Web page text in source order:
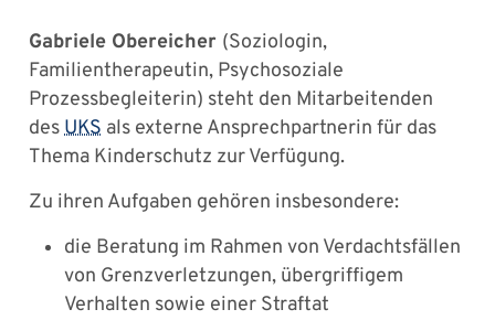
Gabriele Obereicher (Soziologin,
Familientherapeutin, Psychosoziale
Prozessbegleiterin) steht den Mitarbeitenden
desUKS als externe Ansprechpartnerin für das
Thema Kinderschutz zur Verfügung.
Zu ihren Aufgaben gehören insbesondere:
die Beratung im Rahmen von Verdachtsfällen
von Grenzverletzungen, übergriffigem
Verhalten sowie einer Straftat